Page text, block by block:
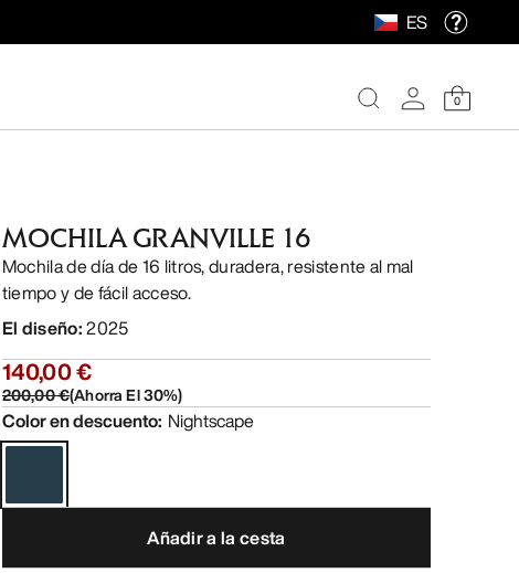
ES
0
MOCHILA GRANVILLE 16
Mochila de día de 16 litros, duradera, resistente al mal
tiempo y de fácil acceso.
El diseño:2025
140,00 €
200,00 €(Ahorra El30%)
Color en descuento: Nightscape
Añadir a la cesta